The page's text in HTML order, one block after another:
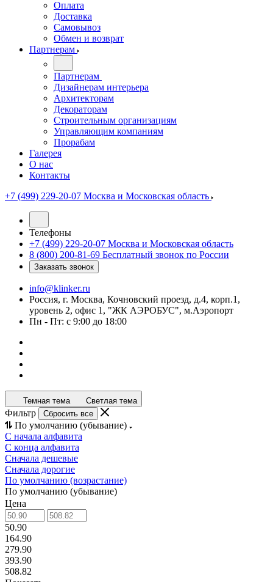
Оплата
Доставка
Самовывоз
Обмен и возврат
Партнерам
Партнерам
Дизайнерам интерьера
Архитекторам
Декораторам
Строительным организациям
Управляющим компаниям
Прорабам
Галерея
О нас
Контакты
+7 (499) 229-20-07 Москва и Московская область
Телефоны
+7 (499) 229-20-07 Москва и Московская область
8 (800) 200-81-69 Бесплатный звонок по России
Заказать звонок
info@klinker.ru
Россия, г. Москва, Кочновский проезд, д.4, корп.1,
уровень 2, офис 1, "ЖК АЭРОБУС", м.Аэропорт
Пн - Пт: с 9:00 до 18:00
Темная тема Светлая тема
Фильтр Сбросить все
По умолчанию (убывание)
С начала алфавита
С конца алфавита
Сначала дешевые
Сначала дорогие
По умолчанию (возрастание)
По умолчанию (убывание)
Цена
50.90
164.90
279.90
393.90
508.82